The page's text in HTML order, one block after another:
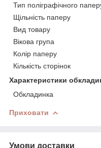
Тип поліграфічного
Щільність паперу
Вид товару
Вікова група
Колір паперу
Кількість сторінок
Характеристики
Обкладинка
Приховати
Умови доставки